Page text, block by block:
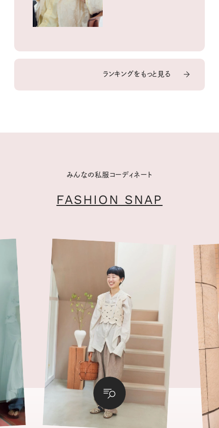
ランキングをもっと見る
みんなの私服コーディネート
FASHION SNAP